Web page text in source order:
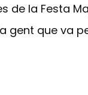
la Festa
gent que va